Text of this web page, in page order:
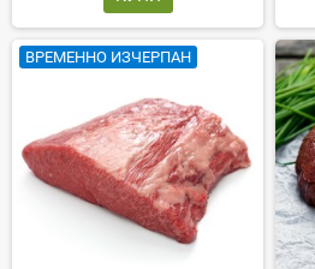
ВРЕМЕННО ИЗЧЕРПАН